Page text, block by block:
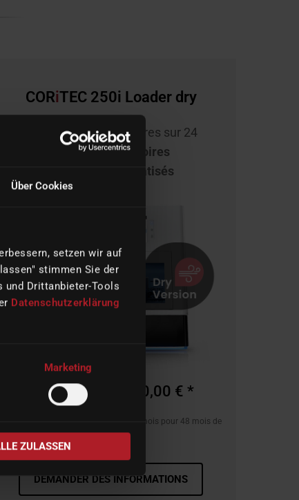
Über Cookies
setzen wir auf
stimmen Sie der
und Drittanbieter-Tools
Datenschutzerklärung
Marketing
ZULASSEN
CORiTEC 250i Loader dry
Fraisage à sec 24 heures sur 24
Pour les laboratoires
dentaires automatisés
à partir de 34.950,00 € *
ou par exemple à partir de 747,84 € / mois pour 48 mois de
location **.
DEMANDER DES INFORMATIONS